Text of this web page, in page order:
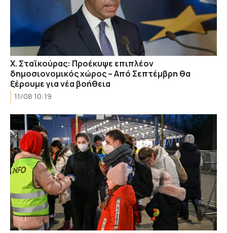
Χ. Σταϊκούρας: Προέκυψε επιπλέον
δημοσιονομικός χώρος – Από Σεπτέμβρη θα
ξέρουμε για νέα βοήθεια
11/08 10:19